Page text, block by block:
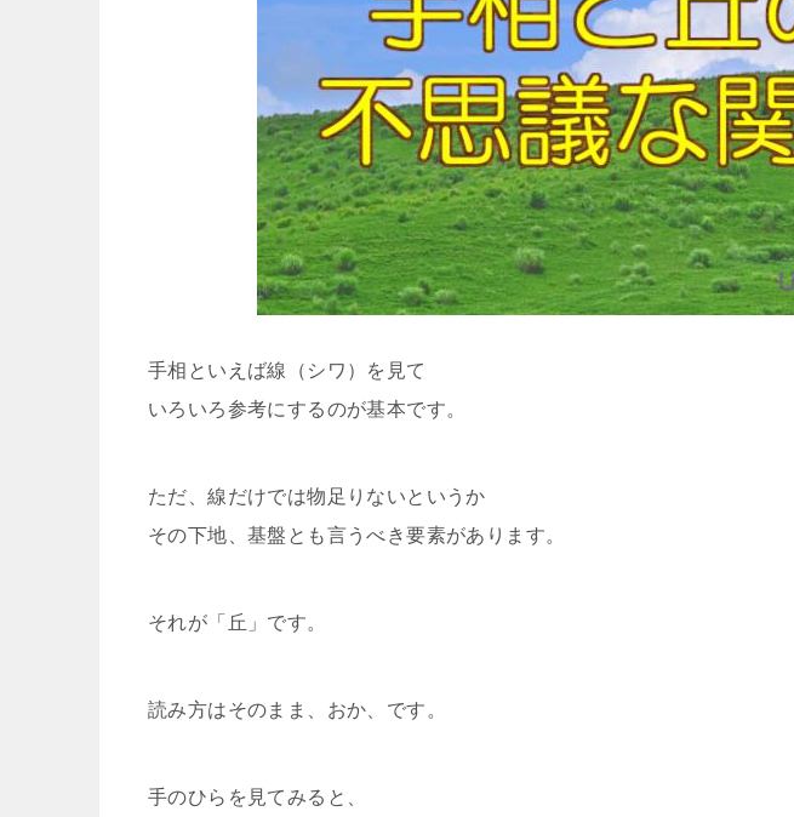
手相といえば線（シワ）を見て
いろいろ参考にするのが基本です。
ただ、線だけでは物足りないというか
その下地、基盤とも言うべき要素があります。
それが「丘」です。
読み方はそのまま、おか、です。
手のひらを見てみると、